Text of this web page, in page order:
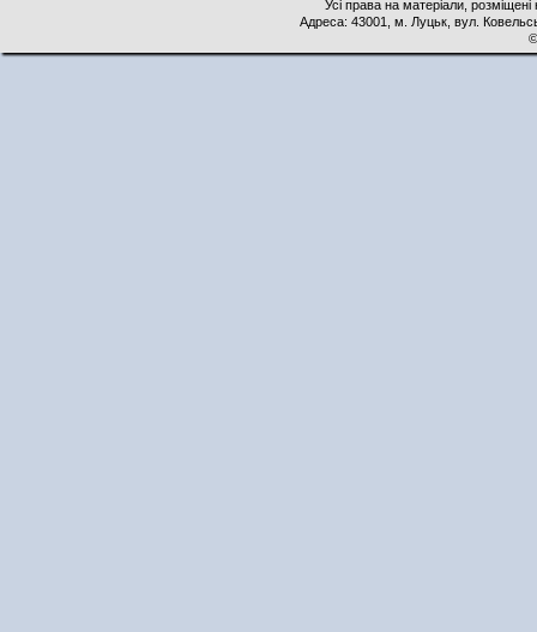
Усі права на матеріали,
Адреса: 43001, м. Луцьк, вул.